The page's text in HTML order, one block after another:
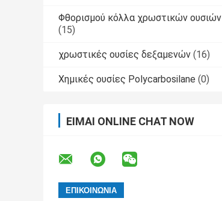
Φθορισμού κόλλα χρωστικών ουσιών
(15)
χρωστικές ουσίες δεξαμενών (16)
Χημικές ουσίες Polycarbosilane (0)
ΕΊΜΑΙ ONLINE CHAT NOW